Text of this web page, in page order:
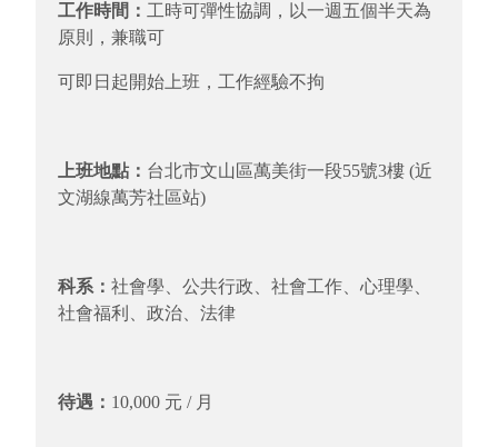
工作時間 ： 工時可彈性協調，以一週五個半天為
原則，兼職可
可即日起開始上班，工作經驗不拘
上班地點 ： 台北市文山區萬美街一段55號3樓 (近
文湖線萬芳社區站)
科系 ： 社會學、公共行政、社會工作、心理學、
社會福利、政治、法律
待遇 ： 10,000 元 / 月